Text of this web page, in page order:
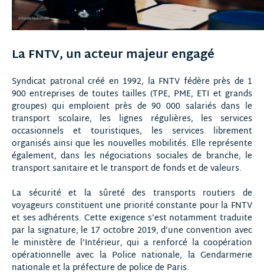
La FNTV, un acteur majeur engagé
Syndicat patronal créé en 1992, la FNTV fédère près de 1
900 entreprises de toutes tailles (TPE, PME, ETI et grands
groupes) qui emploient près de 90 000 salariés dans le
transport scolaire, les lignes régulières, les services
occasionnels et touristiques, les services librement
organisés ainsi que les nouvelles mobilités. Elle représente
également, dans les négociations sociales de branche, le
transport sanitaire et le transport de fonds et de valeurs.
La sécurité et la sûreté des transports routiers de
voyageurs constituent une priorité constante pour la FNTV
et ses adhérents. Cette exigence s’est notamment traduite
par la signature, le 17 octobre 2019, d’une convention avec
le ministère de l’Intérieur, qui a renforcé la coopération
opérationnelle avec la Police nationale, la Gendarmerie
nationale et la préfecture de police de Paris.